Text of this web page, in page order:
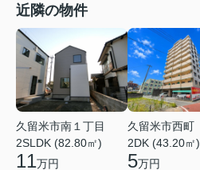
近隣の物件
久留米市南１丁目
2SLDK (82.80㎡)
11万円
久留米市西町
2DK (43.20㎡)
5万円